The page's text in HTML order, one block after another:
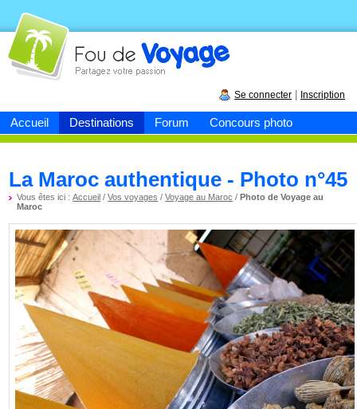
Accueil Destinations Forum Concours photo
Fou devoyage
Se connecter Inscription
La Maroc authentique - Photo n°45
Vous êtes ici :Accueil /Vos voyages /Voyage au Maroc /Photo de Voyage au
Maroc